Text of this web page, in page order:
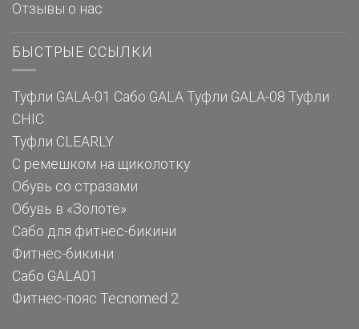
Отзывы о нас
БЫСТРЫЕ ССЫЛКИ
Туфли GALA-01 Сабо GALA Туфли GALA-08 Туфли
CHIC
Туфли CLEARLY
С ремешком на щиколотку
Обувь со стразами
Обувь в «Золоте»
Сабо для фитнес-бикини
Фитнес-бикини
Сабо GALA01
Фитнес-пояс Tecnomed 2